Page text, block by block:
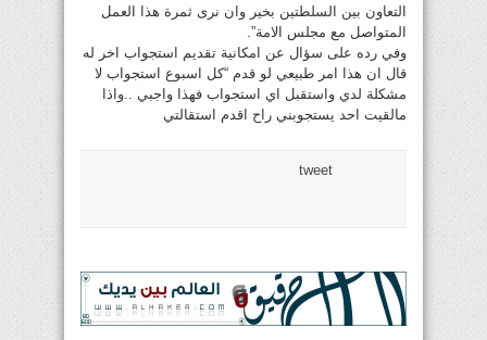
التعاون بين السلطتين بخير وان نرى ثمرة هذا العمل
المتواصل مع مجلس الامة”.
وفي رده على سؤال عن امكانية تقديم استجواب اخر له
قال ان هذا امر طبيعي لو قدم “كل اسبوع استجواب لا
مشكلة لدي واستقبل اي استجواب فهذا واجبي ..واذا
مالقيت احد يستجوبني راح اقدم استقالتي
tweet